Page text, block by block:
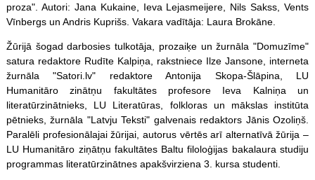
proza". Autori: Jana Kukaine, Ieva Lejasmeijere, Nils Sakss, Vents
Vīnbergs un Andris Kuprišs. Vakara vadītāja: Laura Brokāne.
Žūrijā šogad darbosies tulkotāja, prozaiķe un žurnāla "Domuzīme"
satura redaktore Rudīte Kalpiņa, rakstniece Ilze Jansone, interneta
žurnāla "Satori.lv" redaktore Antonija Skopa-Šlāpina, LU
Humanitāro zinātņu fakultātes profesore Ieva Kalniņa un
literatūrzinātnieks, LU Literatūras, folkloras un mākslas institūta
pētnieks, žurnāla "Latvju Teksti" galvenais redaktors Jānis Ozoliņš.
Paralēli profesionālajai žūrijai, autorus vērtēs arī alternatīvā žūrija –
LU Humanitāro ziņātņu fakultātes Baltu filoloģijas bakalaura studiju
programmas literatūrzinātnes apakšvirziena 3. kursa studenti.